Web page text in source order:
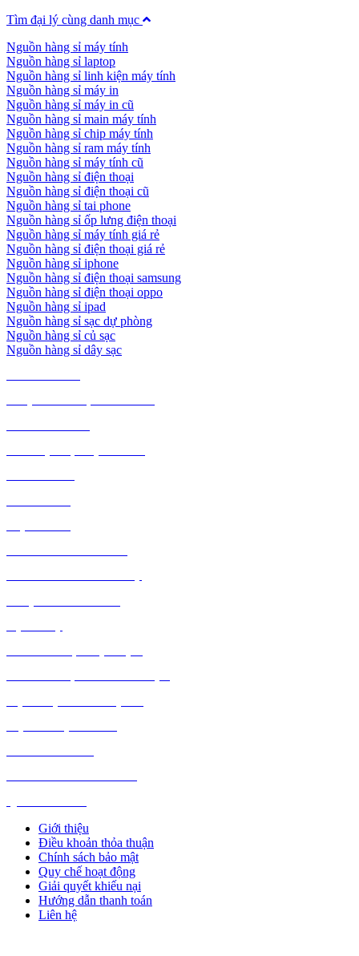
Tìm đại lý cùng danh mục
Nguồn hàng sỉ máy tính
Nguồn hàng sỉ laptop
Nguồn hàng sỉ linh kiện máy tính
Nguồn hàng sỉ máy in
Nguồn hàng sỉ máy in cũ
Nguồn hàng sỉ main máy tính
Nguồn hàng sỉ chip máy tính
Nguồn hàng sỉ ram máy tính
Nguồn hàng sỉ máy tính cũ
Nguồn hàng sỉ điện thoại
Nguồn hàng sỉ điện thoại cũ
Nguồn hàng sỉ tai phone
Nguồn hàng sỉ ốp lưng điện thoại
Nguồn hàng sỉ máy tính giá rẻ
Nguồn hàng sỉ điện thoại giá rẻ
Nguồn hàng sỉ iphone
Nguồn hàng sỉ điện thoại samsung
Nguồn hàng sỉ điện thoại oppo
Nguồn hàng sỉ ipad
Nguồn hàng sỉ sạc dự phòng
Nguồn hàng sỉ củ sạc
Nguồn hàng sỉ dây sạc
Giới thiệu
Điều khoản thỏa thuận
Chính sách bảo mật
Quy chế hoạt động
Giải quyết khiếu nại
Hướng dẫn thanh toán
Liên hệ